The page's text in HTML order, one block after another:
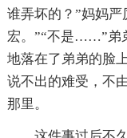
谁弄坏的？”妈妈
宏。”“不是……”弟
地落在了弟弟的脸
说不出的难受，不
那里。